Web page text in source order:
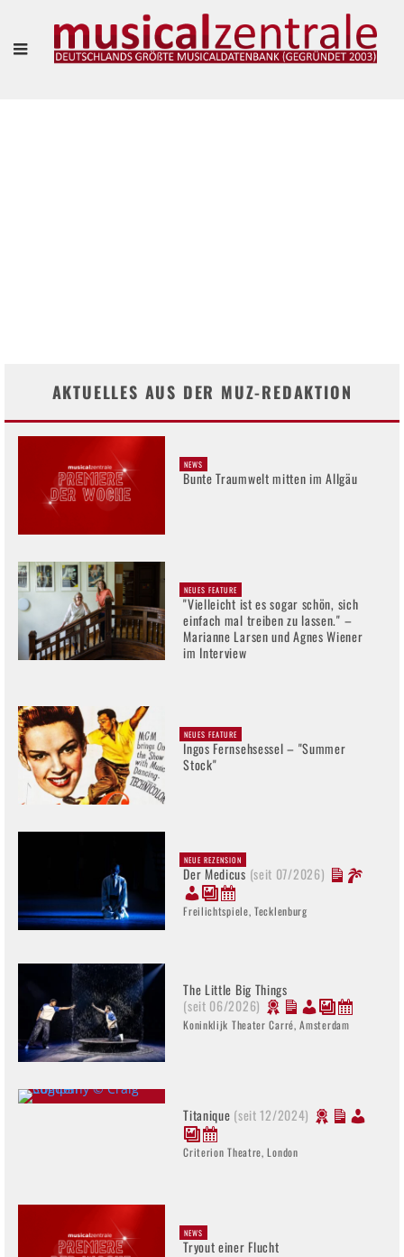
AKTUELLES AUS DER MUZ-REDAKTION
NEWS
Bunte Traumwelt mitten im Allgäu
NEUES FEATURE
"Vielleicht ist es sogar schön, sich
einfach mal treiben zu lassen." –
Marianne Larsen und Agnes Wiener
im Interview
NEUES FEATURE
Ingos Fernsehsessel – "Summer
Stock"
NEUE REZENSION
Der Medicus (seit 07/2026)
Freilichtspiele, Tecklenburg
The Little Big Things
(seit 06/2026)
Koninklijk Theater Carré, Amsterdam
Titanique (seit 12/2024)
Criterion Theatre, London
NEWS
Tryout einer Flucht